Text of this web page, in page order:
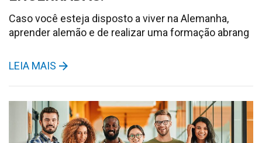
Caso você esteja disposto a viver na Alemanha,
aprender alemão e de realizar uma formação abrang
LEIA MAIS